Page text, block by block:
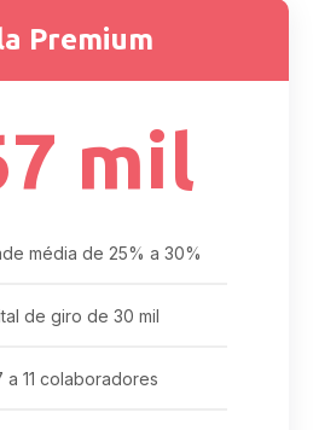
Premium
mil
média de 25% a 30%
de giro de 30 mil
a 11 colaboradores